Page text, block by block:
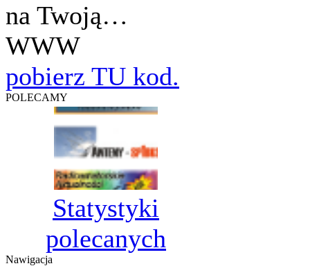
na Twoją…
WWW
pobierz TU kod.
POLECAMY
Statystyki
polecanych
Nawigacja